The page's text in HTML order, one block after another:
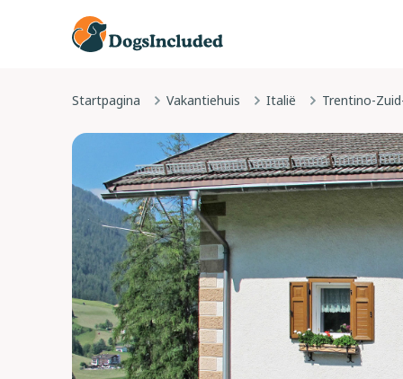
Startpagina Vakantiehuis Italië Trentino-